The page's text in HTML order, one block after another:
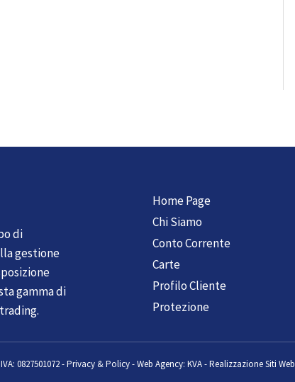
di
gestione
gamma di
Home Page
Chi Siamo
Conto Corrente
Carte
Profilo Cliente
Protezione
0827501072 -Privacy & Policy-Web Agency: KVA - Realizzazione Siti Web